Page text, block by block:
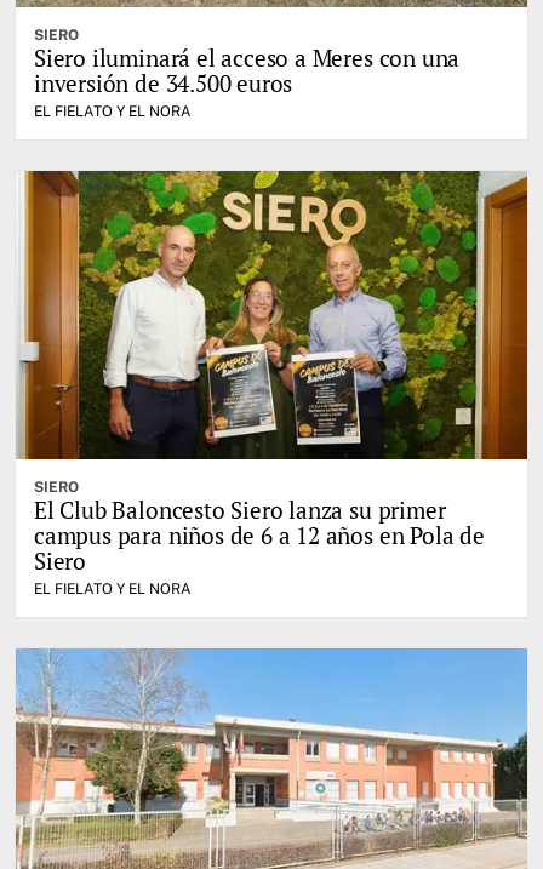
SIERO
Siero iluminará el acceso a Meres con una
inversión de 34.500 euros
EL FIELATO Y EL NORA
SIERO
El Club Baloncesto Siero lanza su primer
campus para niños de 6 a 12 años en Pola de
Siero
EL FIELATO Y EL NORA